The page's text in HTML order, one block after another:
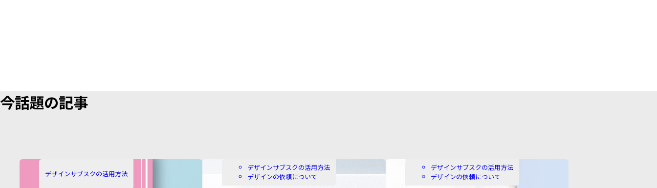
今話題の記事
カ
デザインサブスクの活用方法
デザインサブスクの活用方法
デザインの依頼について
カ
テ
デザインサブスクの活用方法
デザインの依頼について